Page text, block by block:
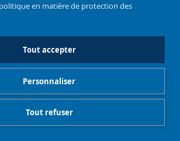
en matière de protection des
Tout accepter
Tout refuser
Personnaliser
Gestionnaire de cookies